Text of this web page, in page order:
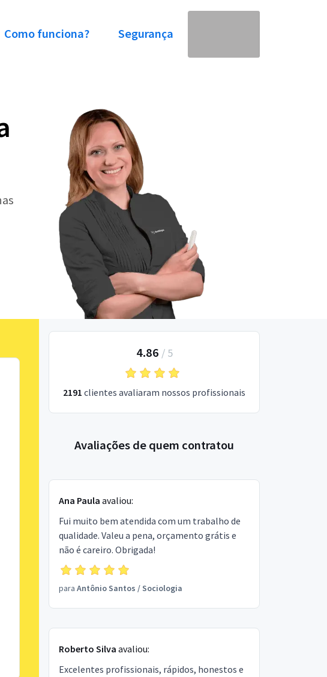
Como funciona? Segurança
4.86 / 5
2191 clientes avaliaram nossos profissionais
Avaliações de quem contratou
Ana Paula avaliou:
Fui muito bem atendida com um trabalho de
qualidade. Valeu a pena, orçamento grátis e
não é careiro. Obrigada!
para Antônio Santos /Sociologia
Roberto Silva avaliou:
Excelentes profissionais, rápidos, honestos e